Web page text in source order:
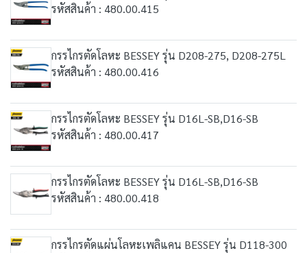
รหัสสินค้า : 480.00.415
กรรไกรตัดโลหะ BESSEY รุ่น D208-275, D208-275L
รหัสสินค้า : 480.00.416
กรรไกรตัดโลหะ BESSEY รุ่น D16L-SB,D16-SB
รหัสสินค้า : 480.00.417
กรรไกรตัดโลหะ BESSEY รุ่น D16L-SB,D16-SB
รหัสสินค้า : 480.00.418
กรรไกรตัดแผ่นโลหะเพลิแคน BESSEY รุ่น D118-300